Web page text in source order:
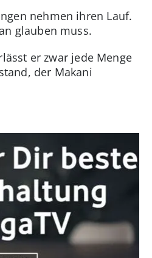
nehmen ihren Lauf.
glauben muss.
er zwar jede Menge
der Makani